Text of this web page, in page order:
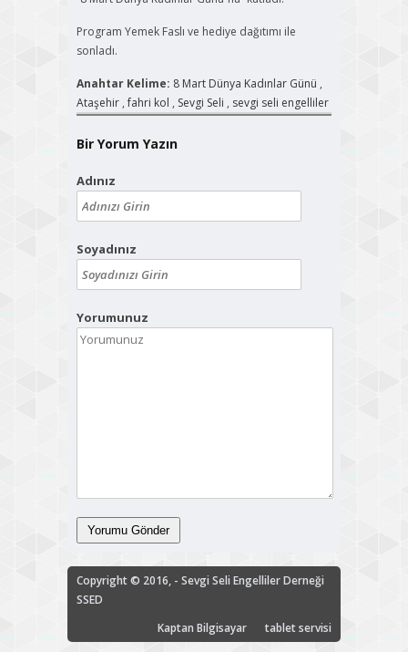
Program Yemek Faslı ve hediye dağıtımı ile
sonladı.
Anahtar Kelime: 8 Mart Dünya Kadınlar Günü ,
Ataşehir ,fahri kol , Sevgi Seli , sevgi seli engelliler
Bir Yorum Yazın
Adınız
Soyadınız
Yorumunuz
Copyright © 2016, - Sevgi Seli Engelliler Derneği
SSED
Kaptan Bilgisayar
tablet servisi